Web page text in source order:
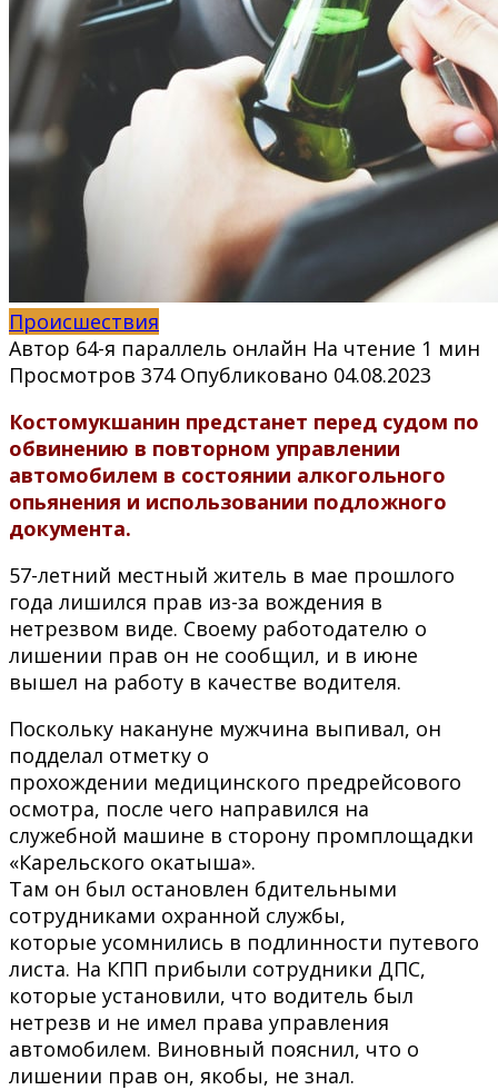
Происшествия
Автор 64-я параллель онлайн На чтение 1 мин
Просмотров 374 Опубликовано 04.08.2023
Костомукшанин предстанет перед судом по
обвинению в повторном управлении
автомобилем в состоянии алкогольного
опьянения и использовании подложного
документа.
57-летний местный житель в мае прошлого
года лишился прав из-за вождения в
нетрезвом виде. Своему работодателю о
лишении прав он не сообщил, и в июне
вышел на работу в качестве водителя.
Поскольку накануне мужчина выпивал, он
подделал отметку о
прохождении медицинского предрейсового
осмотра, после чего направился на
служебной машине в сторону промплощадки
«Карельского окатыша».
Там он был остановлен бдительными
сотрудниками охранной службы,
которые усомнились в подлинности путевого
листа. На КПП прибыли сотрудники ДПС,
которые установили, что водитель был
нетрезв и не имел права управления
автомобилем. Виновный пояснил, что о
лишении прав он, якобы, не знал.